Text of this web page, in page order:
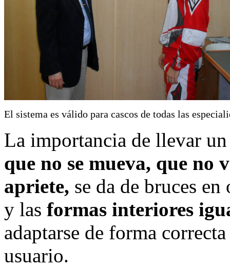
El sistema es válido para cascos de todas las
La importancia de llevar
que no se mueva, que no
apriete, se da de bruces
y las formas interiores
adaptarse de forma
usuario.